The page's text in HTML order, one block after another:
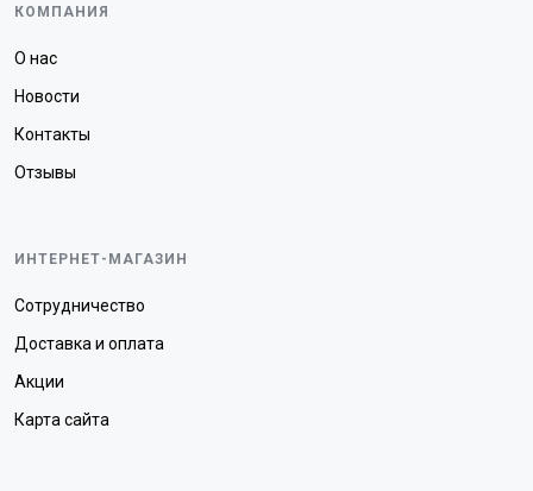
КОМПАНИЯ
О нас
Новости
Контакты
Отзывы
ИНТЕРНЕТ-МАГАЗИН
Сотрудничество
Доставка и оплата
Акции
Карта сайта